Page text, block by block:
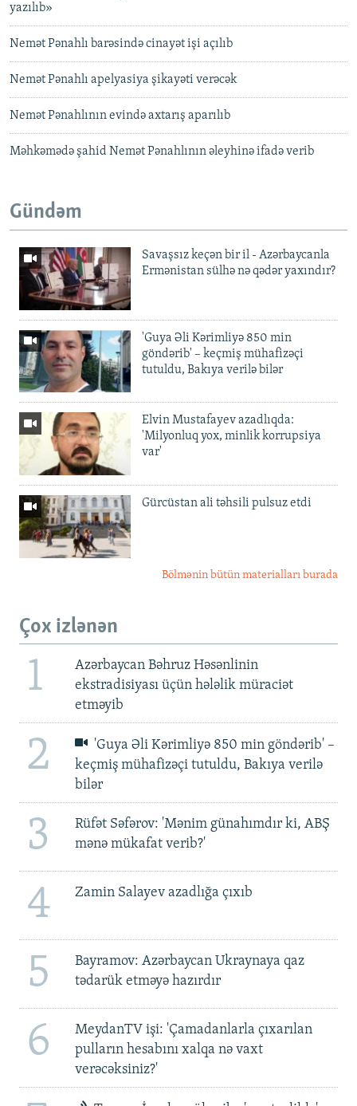
yazılıb»
Nemət Pənahlı barəsində cinayət işi açılıb
Nemət Pənahlı apelyasiya şikayəti verəcək
Nemət Pənahlının evində axtarış aparılıb
Məhkəmədə şahid Nemət Pənahlının əleyhinə ifadə verib
Gündəm
Savaşsız keçən bir il - Azərbaycanla
Ermənistan sülhə nə qədər yaxındır?
'Guya Əli Kərimliyə 850 min
göndərib' – keçmiş mühafizəçi
tutuldu, Bakıya verilə bilər
Elvin Mustafayev azadlıqda:
'Milyonluq yox, minlik korrupsiya
var'
Gürcüstan ali təhsili pulsuz etdi
Bölmənin bütün materialları burada
Çox izlənən
1
Azərbaycan Bəhruz Həsənlinin
ekstradisiyası üçün hələlik müraciət
etməyib
2
'Guya Əli Kərimliyə 850 min göndərib' –
keçmiş mühafizəçi tutuldu, Bakıya verilə
bilər
3
Rüfət Səfərov: 'Mənim günahımdır ki, ABŞ
mənə mükafat verib?'
4 Zamin Salayev azadlığa çıxıb
5
Bayramov: Azərbaycan Ukraynaya qaz
tədarük etməyə hazırdır
6
MeydanTV işi: 'Çamadanlarla çıxarılan
pulların hesabını xalqa nə vaxt
verəcəksiniz?'